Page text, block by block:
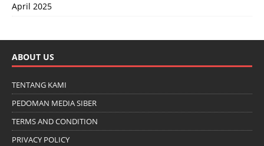
April 2025
ABOUT US
TENTANG KAMI
PEDOMAN MEDIA SIBER
TERMS AND CONDITION
PRIVACY POLICY